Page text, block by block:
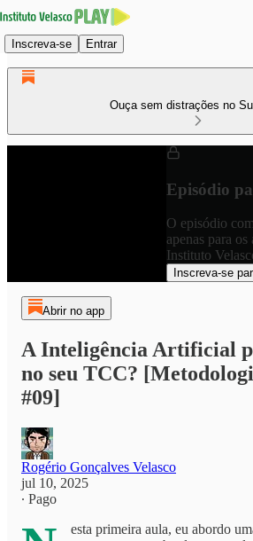
Inscreva-se Entrar
Ouça sem distrações no
Episódio
O episódio
apenas para os
Instituto
Inscreva-se
Abrir no app
A Inteligência Artificial
no seu TCC?
#09]
Rogério Gonçalves Velasco
jul 10, 2025
∙ Pago
esta primeira aula, eu abordo